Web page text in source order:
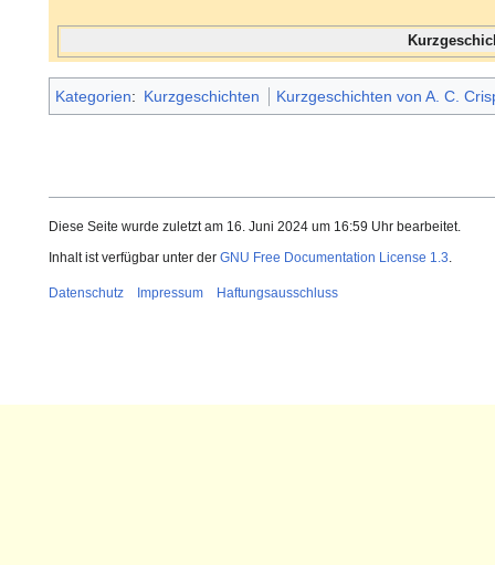
Kategorien: Kurzgeschichten Kurzgeschichten von A. C.
Diese Seite wurde zuletzt am 16. Juni 2024 um 16:59 Uhr bearbeitet.
Inhalt ist verfügbar unter der GNU Free Documentation License 1.3.
Datenschutz Impressum Haftungsausschluss